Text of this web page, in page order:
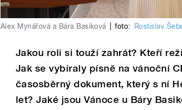
Alex Mynářová a Bára Basiková foto: Rostislav
Jakou roli si touží zahrát? Kteří
Jak se vybíraly písně na vánoční
časosběrný dokument, který s ní
let? Jaké jsou Vánoce u Báry